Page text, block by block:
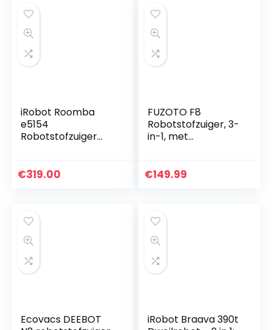
iRobot Roomba
e5154
Robotstofzuiger
rubberen borstels
€319.00
FUZOTO F8
Robotstofzuiger, 3-
in-1, met
Navigatie, 2500Pa
€149.99
Ecovacs DEEBOT
iRobot Braava 390t